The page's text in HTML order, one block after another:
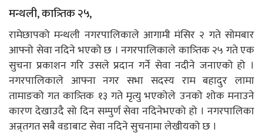
मन्थली, कात्र्तिक २५,
रामेछापको मन्थली नगरपालिकाले आगामी मंसिर २ गते सोमबार
आफ्नो सेवा नदिने भएको छ । नगरपालिकाले कात्र्तिक २५ गते एक
सुचना प्रकाशन गरि उसले प्रदान गर्ने सेवा नदीने जनाएको हो ।
नगरपालिकाले आफ्ना नगर सभा सदस्य राम बहादुर लामा
तामाङको गत कात्र्तिक १३ गते मृत्यु भएकोले उनको शोक मनाउने
कारण देखाउदै सो दिन सम्पुर्ण सेवा नदिनेभएको हो । नगरपालिका
अन्र्तगत सबै वडाबाट सेवा नदिने सुचनामा लेखीयको छ ।